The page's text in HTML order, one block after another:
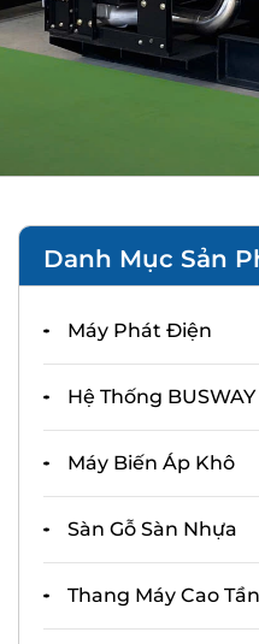
Danh Mục Sản
Máy Phát Điện
Hệ Thống BUSWAY
Máy Biến Áp Khô
Sàn Gỗ Sàn Nhựa
Thang Máy Cao